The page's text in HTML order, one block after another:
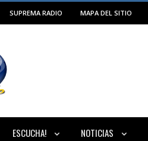
SUPREMA RADIO MAPA DEL SITIO
ESCUCHA! NOTICIAS